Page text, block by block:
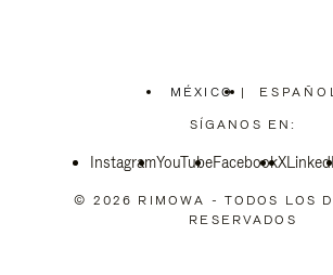
MÉXICO
ELIGE
LA
|
SÍGANOS EN:
InstagramYouTubeFacebookX
© 2026 RIMOWA - TODOS LOS
RESERVADOS